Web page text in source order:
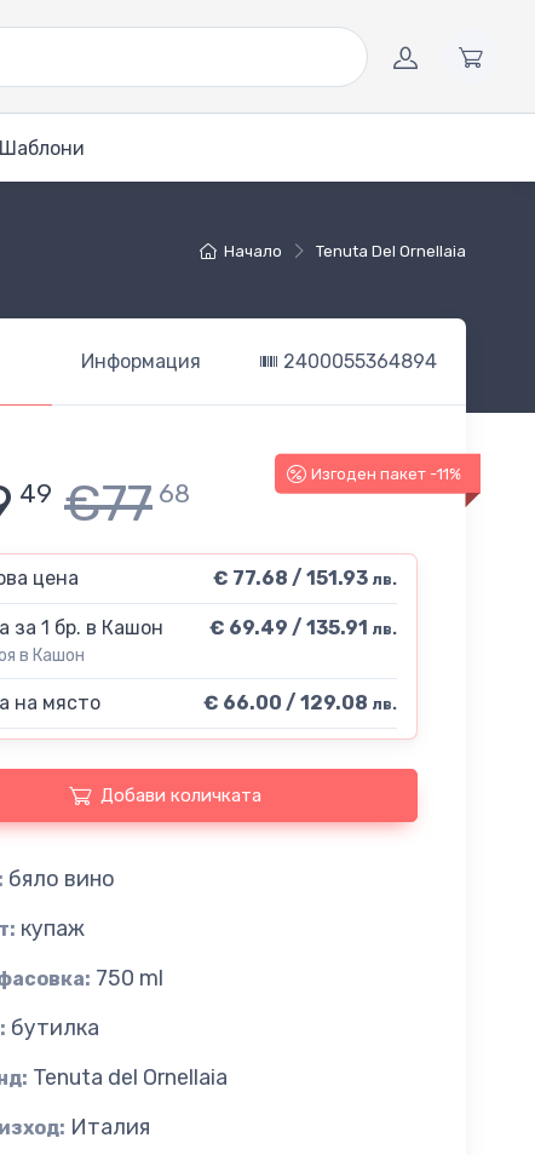
Шаблони
Начало Tenuta Del Ornellaia
Информация 2400055364894
Изгоден пакет -11%
49 €77 68
цена € 77.68 / 151.93 лв.
за 1 бр. в Кашон
в Кашон
€ 69.49 / 135.91 лв.
на място € 66.00 / 129.08 лв.
Добави количката
бяло вино
купаж
750 ml
бутилка
Tenuta del Ornellaia
Италия